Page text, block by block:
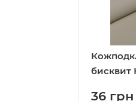
бисквит
36 грн